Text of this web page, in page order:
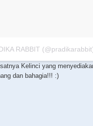
RABBIT
Kelinci yang
dan bahagia!!! :)